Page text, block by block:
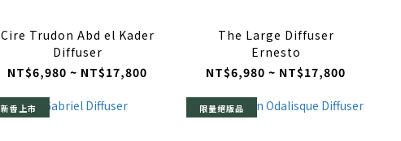
Cire Trudon Abd el Kader
Diffuser
NT$6,980 ~ NT$17,800
The Large Diffuser
Ernesto
NT$6,980 ~ NT$17,800
新香上市 限量絕版品